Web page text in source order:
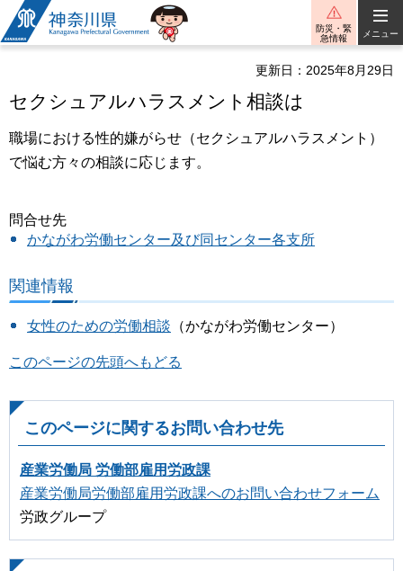
神奈川県
防災・緊
急情報
メニュー
更新日：2025年8月29日
セクシュアルハラスメント相談は
職場における性的嫌がらせ（セクシュアルハラスメント）
で悩む方々の相談に応じます。
問合せ先
かながわ労働センター及び同センター各支所
関連情報
女性のための労働相談 （かながわ労働センター）
このページの先頭へもどる
このページに関するお問い合わせ先
産業労働局 労働部雇用労政課
産業労働局労働部雇用労政課へのお問い合わせフォーム
労政グループ